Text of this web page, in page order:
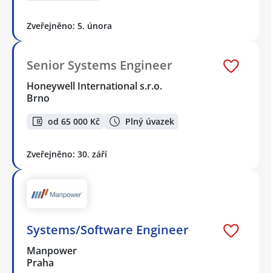
Zveřejněno: 5. února
Senior Systems Engineer
Honeywell International s.r.o.
Brno
od 65 000 Kč Plný úvazek
Zveřejněno: 30. září
Systems/Software Engineer
Manpower
Praha